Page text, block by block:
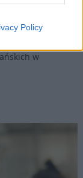
Policy
Dzieciątka Jezus
w